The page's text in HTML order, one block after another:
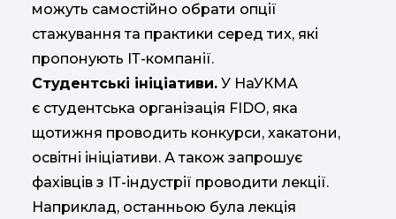
можуть самостійно обрати опції
стажування та практики серед тих, які
пропонують ІТ-компанії.
Студентські ініціативи. У НаУКМА
є студентська організація FIDO, яка
щотижня проводить конкурси, хакатони,
освітні ініціативи. А також запрошує
фахівців з ІТ-індустрії проводити лекції.
Наприклад, останньою була лекція